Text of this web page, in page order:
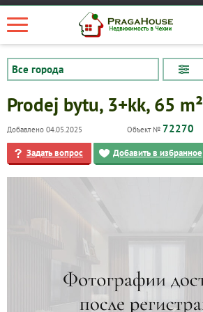
Prodej bytu, 3+kk, 65 m²
Добавлено 04.05.2025 Объект № 72270
Задать вопрос Добавить в избранное